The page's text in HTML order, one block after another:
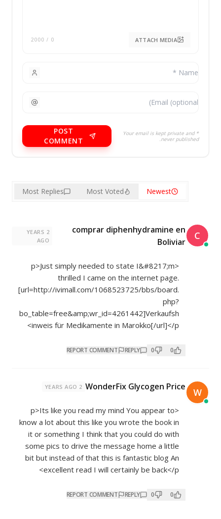
ATTACH MEDIA
0
/ 2000
* Your email is kept private and
never published.
POST
COMMENT
Newest
Most Voted
Most Replies
C
comprar diphenhydramine en
Boliviar
2 YEARS
AGO
<p>Just simply needed to state I&#8217;m
thrilled I came on the internet page.
[url=http://ivimall.com/1068523725/bbs/board.
php?
bo_table=free&amp;wr_id=4261442]Verkaufsh
inweis für Medikamente in Marokko[/url]</p>
0
0
REPLY
REPORT COMMENT
W
WonderFix Glycogen Price
2 YEARS AGO
<p>Its like you read my mind You appear to
know a lot about this like you wrote the book in
it or something I think that you could do with
some pics to drive the message home a little
bit but instead of that this is fantastic blog An
excellent read I will certainly be back</p>
0
0
REPLY
REPORT COMMENT